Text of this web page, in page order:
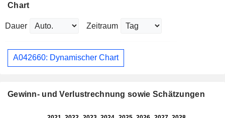
Chart
Dauer Zeitraum
A042660: Dynamischer Chart
Gewinn- und Verlustrechnung sowie Schätzungen